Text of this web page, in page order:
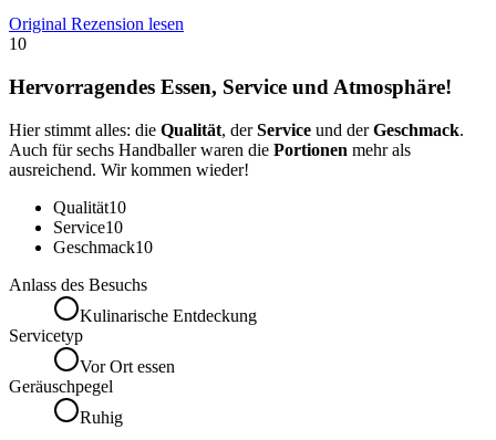
Original Rezension lesen
10
Hervorragendes Essen, Service und Atmosphäre!
Hier stimmt alles: die Qualität, derService und derGeschmack.
Auch für sechs Handballer waren die Portionen mehr als
ausreichend. Wir kommen wieder!
Qualität10
Service10
Geschmack10
Anlass des Besuchs
Kulinarische Entdeckung
Servicetyp
Vor Ort essen
Geräuschpegel
Ruhig